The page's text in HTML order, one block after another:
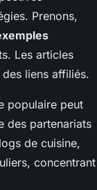
Prenons,
Les articles
liens affiliés.
populaire peut
des partenariats
de cuisine,
concentrant